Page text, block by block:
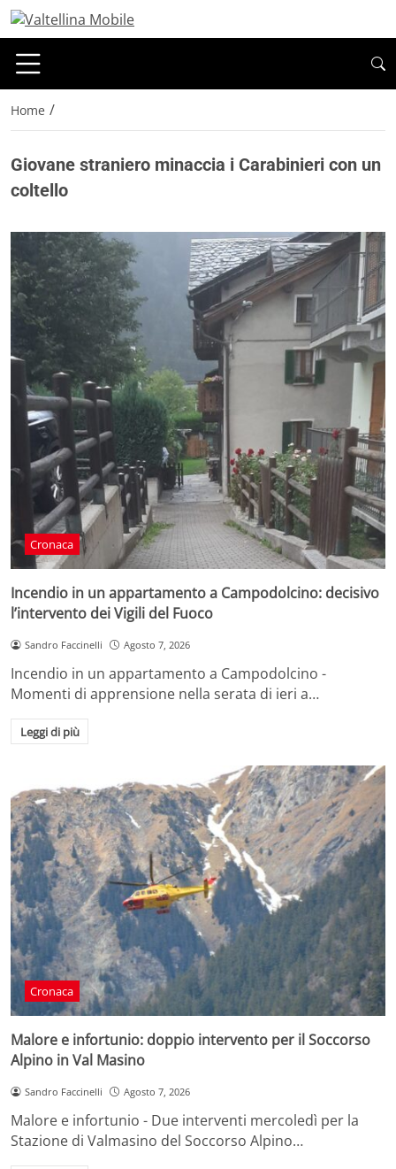
Home /
Giovane straniero minaccia i Carabinieri con un
coltello
Cronaca
Incendio in un appartamento a Campodolcino: decisivo
l’intervento dei Vigili del Fuoco
Sandro Faccinelli Agosto 7, 2026
Incendio in un appartamento a Campodolcino -
Momenti di apprensione nella serata di ieri a…
Leggi di più
Cronaca
Malore e infortunio: doppio intervento per il Soccorso
Alpino in Val Masino
Sandro Faccinelli Agosto 7, 2026
Malore e infortunio - Due interventi mercoledì per la
Stazione di Valmasino del Soccorso Alpino…